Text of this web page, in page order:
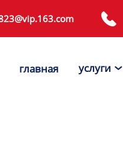

главная услуги 